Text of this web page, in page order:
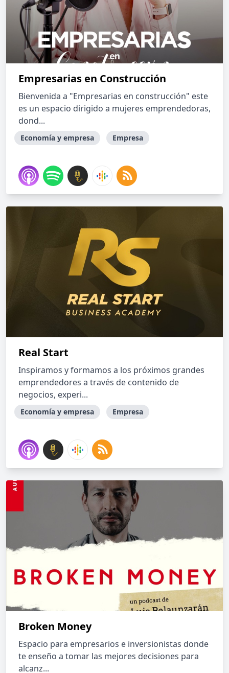
Empresarias en Construcción
Bienvenida a "Empresarias en construcción" este
es un espacio dirigido a mujeres emprendedoras,
dond...
Economía y empresa Empresa
Real Start
Inspiramos y formamos a los próximos grandes
emprendedores a través de contenido de
negocios, experi...
Economía y empresa Empresa
Broken Money
Espacio para empresarios e inversionistas donde
te enseño a tomar las mejores decisiones para
alcanz...